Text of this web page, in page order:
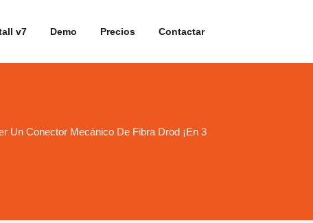
v7 Demo Precios Contactar
Un Conector Mecánico De Fibra Drod ¡En 3